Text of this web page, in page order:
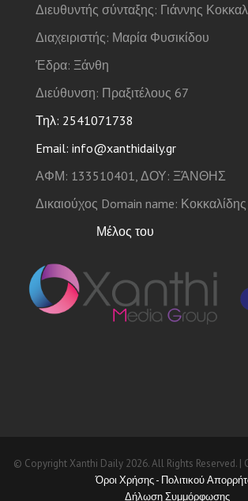
Διευθυντής σύνταξης: Γιάννης
Διαχειριστής: Μαρία Φυσικίδου
Έδρα: Ξάνθη
Διεύθυνση: Πραξιτέλους 67
Τηλ: 2541071738
Email: info@xanthidaily.gr
ΑΦΜ: 133510401, ΔΟΥ: ΞΆΝΘΗΣ
Δικαιούχος Domain name: Κοκκαλίδης
Μέλος του
© Copyright Xanthi Daily 2026. All Rights Reserved. |
Όροι Χρήσης - Πολιτικού
Δήλωση Συμμόρφωσης